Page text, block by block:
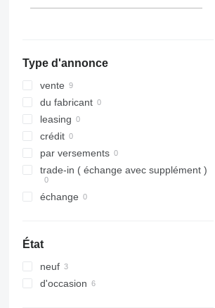
Type d'annonce
vente
du fabricant
leasing
crédit
par versements
trade-in ( échange avec supplément )
échange
État
neuf
d'occasion